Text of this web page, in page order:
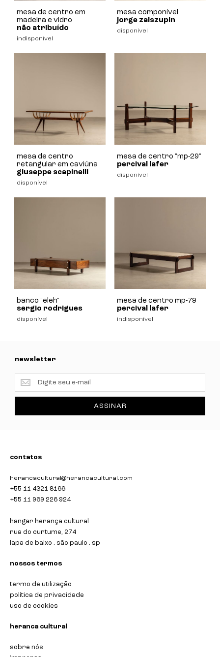
mesa de centro em
madeira e vidro
não atribuído
indisponível
mesa componível
jorge zalszupin
disponível
mesa de centro
retangular em caviúna
giuseppe scapinelli
disponível
mesa de centro "mp-29"
percival lafer
disponível
banco "eleh"
sergio rodrigues
disponível
mesa de centro mp-79
percival lafer
indisponível
newsletter
newsletter
ASSINAR
contatos
herancacultural@herancacultural.com
+55 11 4321 8166
+55 11 969 226 924
hangar herança cultural
rua do curtume, 274
lapa de baixo . são paulo . sp
nossos termos
termo de utilização
política de privacidade
uso de cookies
heranca cultural
sobre nós